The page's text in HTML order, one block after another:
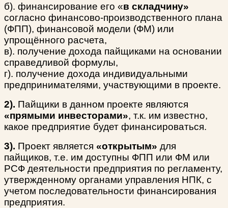
б). финансирование его «в складчину»
согласно финансово-производственного плана
(ФПП), финансовой модели (ФМ) или
упрощённого расчета,
в). получение дохода пайщиками на основании
справедливой формулы,
г). получение дохода индивидуальными
предпринимателями, участвующими в проекте.
2). Пайщики в данном проекте являются
«прямыми инвесторами», т.к. им известно,
какое предприятие будет финансироваться.
3). Проект является «открытым» для
пайщиков, т.е. им доступны ФПП или ФМ или
РСФ деятельности предприятия по регламенту,
утвержденному органами управления НПК, с
учетом последовательности финансирования
предприятия.